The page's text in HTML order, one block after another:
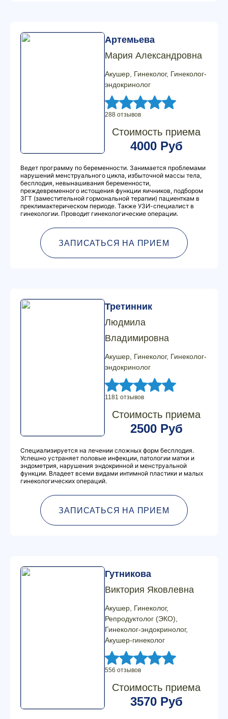
Артемьева
Мария Александровна
Акушер, Гинеколог, Гинеколог-
эндокринолог
288 отзывов
Стоимость приема
4000 Руб
Ведет программу по беременности. Занимается проблемами
нарушений менструального цикла, избыточной массы тела,
бесплодия, невынашивания беременности,
преждевременного истощения функции яичников, подбором
ЗГТ (заместительной гормональной терапии) пациенткам в
преклимактерическом периоде. Также УЗИ-специалист в
гинекологии. Проводит гинекологические операции.
ЗАПИСАТЬСЯ НА ПРИЕМ
Третинник
Людмила
Владимировна
Акушер, Гинеколог, Гинеколог-
эндокринолог
1181 отзывов
Стоимость приема
2500 Руб
Специализируется на лечении сложных форм бесплодия.
Успешно устраняет половые инфекции, патологии матки и
эндометрия, нарушения эндокринной и менструальной
функции. Владеет всеми видами интимной пластики и малых
гинекологических операций.
ЗАПИСАТЬСЯ НА ПРИЕМ
Гутникова
Виктория Яковлевна
Акушер, Гинеколог,
Репродуктолог (ЭКО),
Гинеколог-эндокринолог,
Акушер-гинеколог
556 отзывов
Стоимость приема
3570 Руб